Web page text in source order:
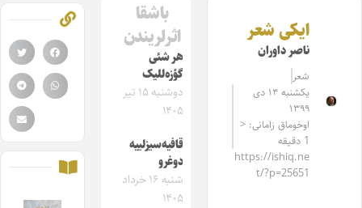
ایکی شعر
ناصر داوران
شعر
یکشنبه ۱۴ دی
۱۳۹۹
اوخوماق زامانی: <
1 دقیقه
https://ishiq.ne
t/?p=25651
باشقا
اثرلریندن
هر شئی
گؤزه‌للیک
دوشنبه ۱۵ تیر
۱۴۰۵
قافیه‌سیزلییه
دوغرو
شنبه ۱۶ خرداد
۱۴۰۵